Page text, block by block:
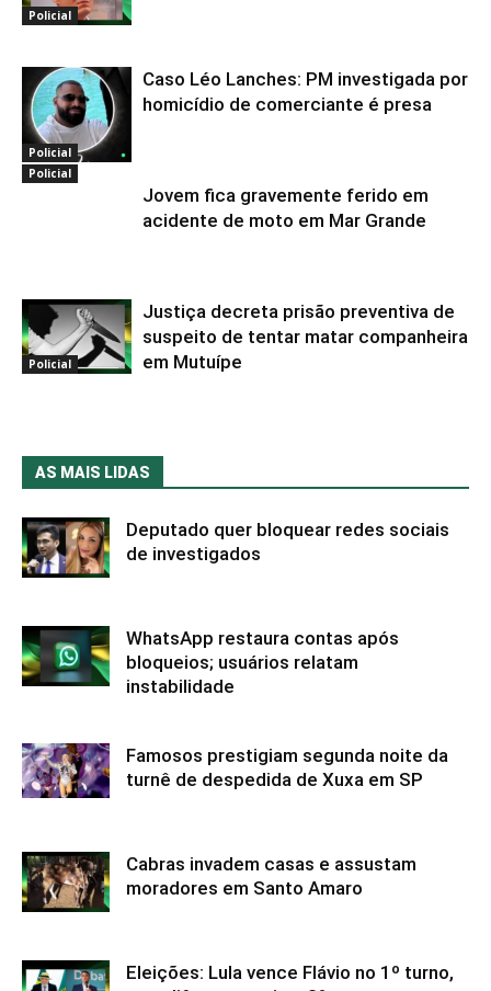
Policial
Policial
Caso Léo Lanches: PM investigada por
homicídio de comerciante é presa
Policial
Jovem fica gravemente ferido em
acidente de moto em Mar Grande
Policial
Justiça decreta prisão preventiva de
suspeito de tentar matar companheira
em Mutuípe
AS MAIS LIDAS
Deputado quer bloquear redes sociais
de investigados
WhatsApp restaura contas após
bloqueios; usuários relatam
instabilidade
Famosos prestigiam segunda noite da
turnê de despedida de Xuxa em SP
Cabras invadem casas e assustam
moradores em Santo Amaro
Eleições: Lula vence Flávio no 1º turno,